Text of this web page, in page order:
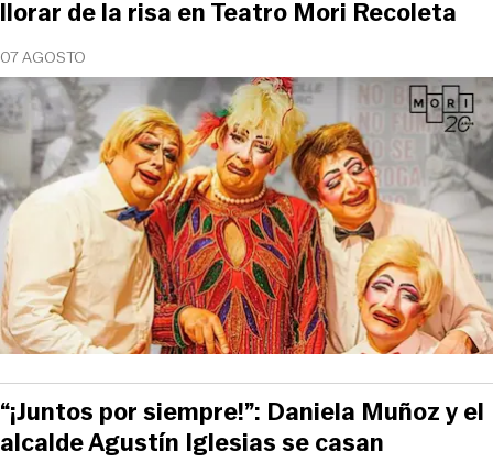
07 AGOSTO
llorar de la risa en Teatro Mori Recoleta
“¡Juntos por siempre!”: Daniela Muñoz y el
alcalde Agustín Iglesias se casan